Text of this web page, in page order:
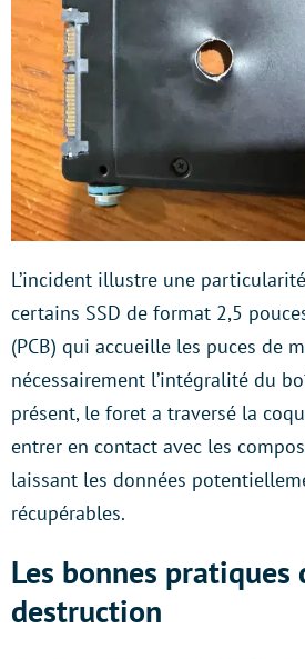
L’incident illustre une
certains SSD de format 2,5
(PCB) qui accueille les puces de
nécessairement l’intégralité du
présent, le foret a traversé la
entrer en contact avec les
laissant les données
récupérables.
Les bonnes pratiques
destruction